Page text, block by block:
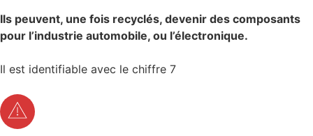
Ils peuvent, une fois recyclés, devenir des composants
pour l’industrie automobile, ou l’électronique.
Il est identifiable avec le chiffre 7